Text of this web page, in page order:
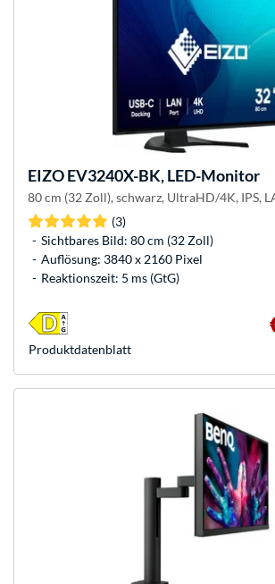
EIZOEV3240X-BK, LED-Monitor
80 cm (32 Zoll), schwarz, UltraHD/4K, IPS,
(3)
Sichtbares Bild: 80 cm (32 Zoll)
Auflösung: 3840 x 2160 Pixel
Reaktionszeit: 5 ms (GtG)
Produkt­datenblatt